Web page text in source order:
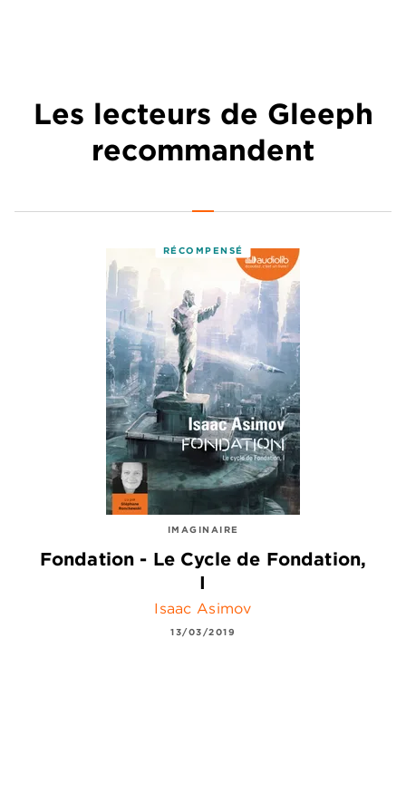
Les lecteurs de Gleeph
recommandent
RÉCOMPENSÉ
IMAGINAIRE
Fondation - Le Cycle de Fondation,
I
Isaac Asimov
13/03/2019